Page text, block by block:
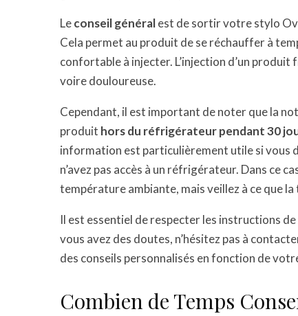
Leconseil généralest de sortir votre stylo
Cela permet au produit de se réchauffer à
confortable à injecter. L’injection d’un
voire douloureuse.
Cependant, il est important de noter que la
produit hors du réfrigérateur pendant 30
information est particulièrement utile si vous
n’avez pas accès à un réfrigérateur. Dans ce
température ambiante, mais veillez à ce que
Il est essentiel de respecter les instructions
vous avez des doutes, n’hésitez pas à
des conseils personnalisés en fonction de
Combien de Temps